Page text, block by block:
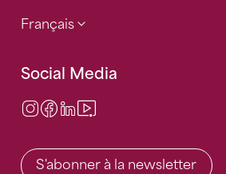
Français
Social Media
Instagram
Facebook
LinkedIn
S'abonner à la newsletter